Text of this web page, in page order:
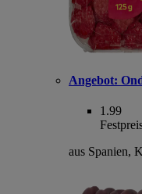
Angebot:
1.99
aus Spanien,